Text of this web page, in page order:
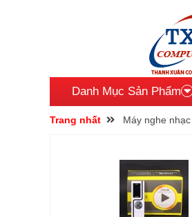
Danh Mục Sản Phẩm
Trang nhất Máy nghe nhạc